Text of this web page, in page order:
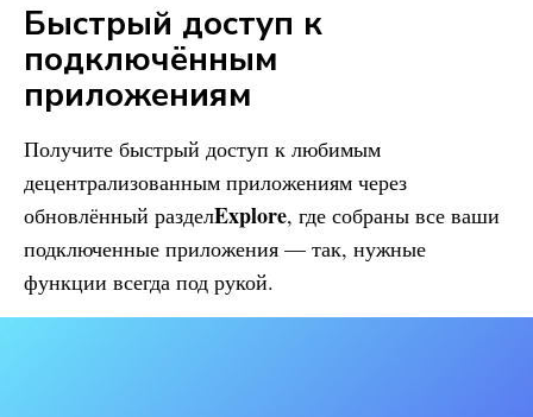
Быстрый доступ к
подключённым
приложениям
Получите быстрый доступ к любимым
децентрализованным приложениям через
обновлённый разделExplore, где собраны все ваши
подключенные приложения — так, нужные
функции всегда под рукой.